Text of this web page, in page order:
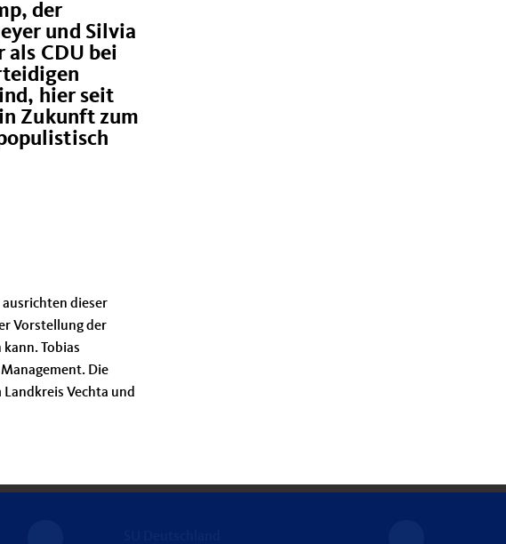
der
und Silvia
als CDU bei
hier seit
Zukunft zum
ausrichten dieser
Vorstellung der
Tobias
Die
Vechta und